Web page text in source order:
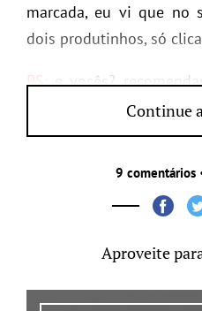
marcada, eu vi que no
dois produtinhos, só
PS:e vocês?
Continue
9 comentários
Aproveite